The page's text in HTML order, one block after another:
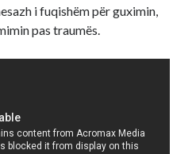
i fuqishëm për guximin,
pas traumës.